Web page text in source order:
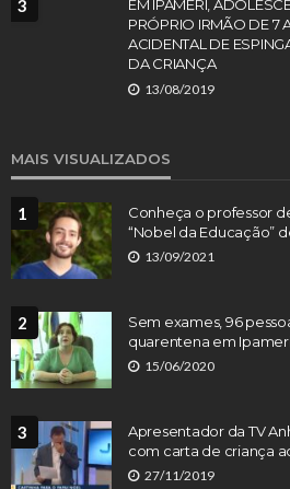
3
EM IPAMERI,
PRÓPRIO IRMÃO DE 7
ACIDENTAL DE
DA CRIANÇA
13/08/2019
MAIS VISUALIZADOS
1
Conheça o professor
“Nobel da Educação”
13/09/2021
2
Sem exames, 96
quarentena em
15/06/2020
3
Apresentador da TV
com carta de criança
27/11/2019